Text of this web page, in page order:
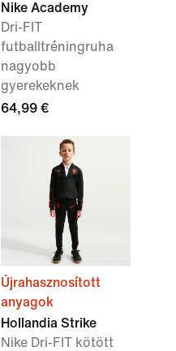
Nike Academy
Dri-FIT
futballtréningruha
nagyobb
gyerekeknek
64,99 €
Újrahasznosított
anyagok
Hollandia Strike
Nike Dri-FIT kötött